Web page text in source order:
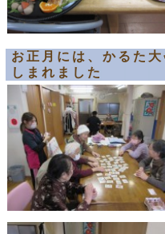
お正月には、かるた
しまれました